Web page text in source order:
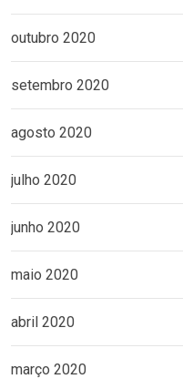
outubro 2020
setembro 2020
agosto 2020
julho 2020
junho 2020
maio 2020
abril 2020
março 2020